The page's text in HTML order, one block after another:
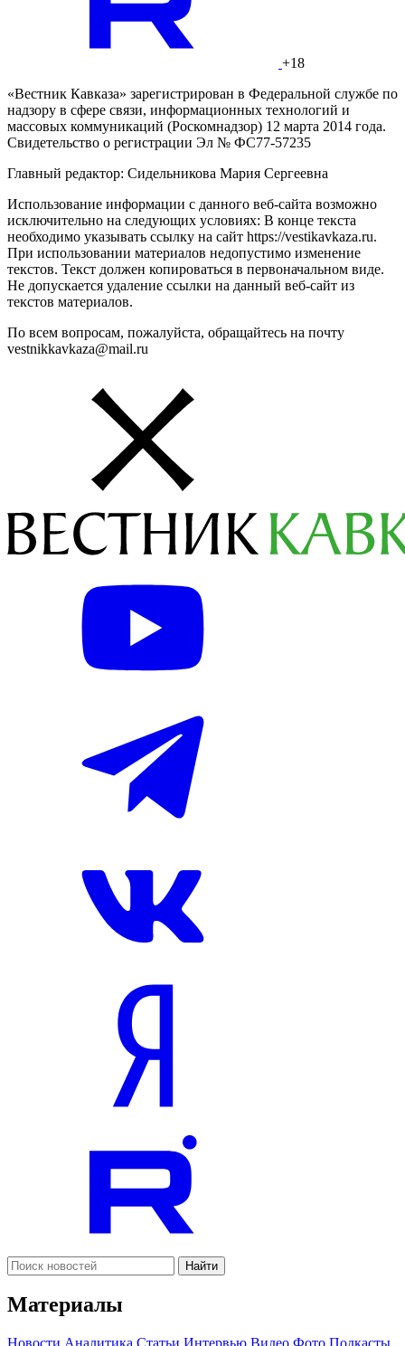
+18
«Вестник Кавказа» зарегистрирован в Федеральной службе по
надзору в сфере связи, информационных технологий и
массовых коммуникаций (Роскомнадзор) 12 марта 2014 года.
Свидетельство о регистрации Эл № ФС77-57235
Главный редактор: Сидельникова Мария Сергеевна
Использование информации с данного веб-сайта возможно
исключительно на следующих условиях: В конце текста
необходимо указывать ссылку на сайт https://vestikavkaza.ru.
При использовании материалов недопустимо изменение
текстов. Текст должен копироваться в первоначальном виде.
Не допускается удаление ссылки на данный веб-сайт из
текстов материалов.
По всем вопросам, пожалуйста, обращайтесь на почту
vestnikkavkaza@mail.ru
Найти
Материалы